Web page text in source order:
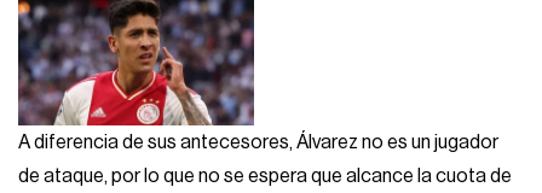
A diferencia de sus antecesores, Álvarez no es un jugador
de ataque, por lo que no se espera que alcance la cuota de